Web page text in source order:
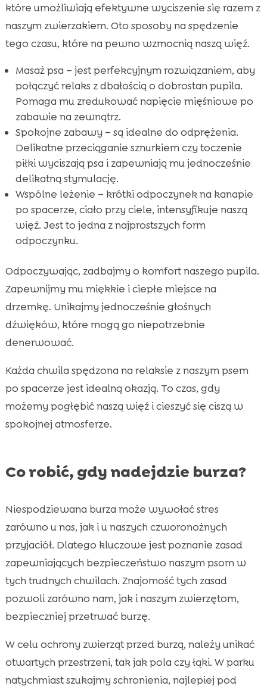
które umożliwiają efektywne wyciszenie się razem z
naszym zwierzakiem. Oto sposoby na spędzenie
tego czasu, które na pewno wzmocnią naszą więź.
Masaż psa – jest perfekcyjnym rozwiązaniem, aby
połączyć relaks z dbałością o dobrostan pupila.
Pomaga mu zredukować napięcie mięśniowe po
zabawie na zewnątrz.
Spokojne zabawy – są idealne do odprężenia.
Delikatne przeciąganie sznurkiem czy toczenie
piłki wyciszają psa i zapewniają mu jednocześnie
delikatną stymulację.
Wspólne leżenie – krótki odpoczynek na kanapie
po spacerze, ciało przy ciele, intensyfikuje naszą
więź. Jest to jedna z najprostszych form
odpoczynku.
Odpoczywając, zadbajmy o komfort naszego pupila.
Zapewnijmy mu miękkie i ciepłe miejsce na
drzemkę. Unikajmy jednocześnie głośnych
dźwięków, które mogą go niepotrzebnie
denerwować.
Każda chwila spędzona na relaksie z naszym psem
po spacerze jest idealną okazją. To czas, gdy
możemy pogłębić naszą więź i cieszyć się ciszą w
spokojnej atmosferze.
Co robić, gdy nadejdzie burza?
Niespodziewana burza może wywołać stres
zarówno u nas, jak i u naszych czworonożnych
przyjaciół. Dlatego kluczowe jest poznanie zasad
zapewniających bezpieczeństwo naszym psom w
tych trudnych chwilach. Znajomość tych zasad
pozwoli zarówno nam, jak i naszym zwierzętom,
bezpieczniej przetrwać burzę.
W celu ochrony zwierząt przed burzą, należy unikać
otwartych przestrzeni, tak jak pola czy łąki. W parku
natychmiast szukajmy schronienia, najlepiej pod